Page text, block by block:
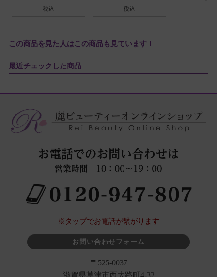
税込 税込
この商品を見た人はこの商品も見ています！
最近チェックした商品
※タップでお電話が繋がります
お問い合わせフォーム
〒525-0037
滋賀県草津市西大路町4-32